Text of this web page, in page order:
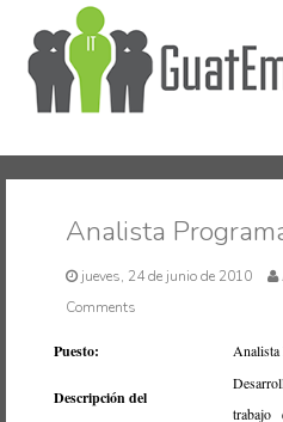
Inicio
Analista
jueves, 24 de junio de 2010
Comments
Puesto:
Descripción del
trabajo